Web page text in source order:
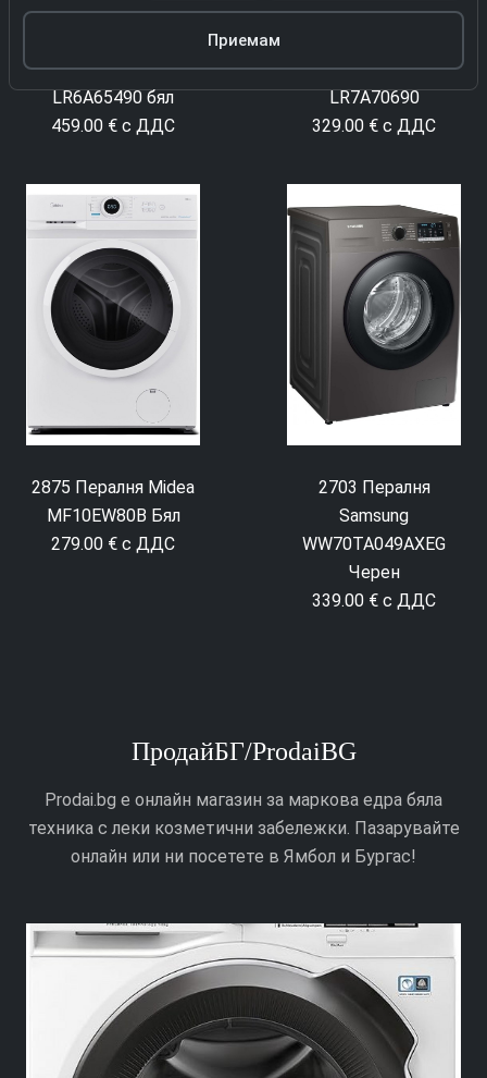
4009 Пералня AEG
LR6A65490 бял
459.00 € с ДДС
4418 Пералня AEG
LR7A70690
329.00 € с ДДС
2875 Пералня Midea
MF10EW80B Бял
279.00 € с ДДС
2703 Пералня
Samsung
WW70TA049AXEG
Черен
339.00 € с ДДС
ПродайБГ/ProdaiBG
Prodai.bg е онлайн магазин за маркова едра бяла
техника с леки козметични забележки. Пазарувайте
онлайн или ни посетете в Ямбол и Бургас!
Приемам